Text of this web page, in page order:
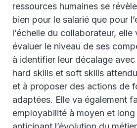
ressources humaines se
bien pour le salarié que pour
l’échelle du collaborateur,
évaluer le niveau de ses
à identifier leur décalage
hard skills et soft skills
et à proposer des actions de
adaptées. Elle va également
employabilité à moyen et long